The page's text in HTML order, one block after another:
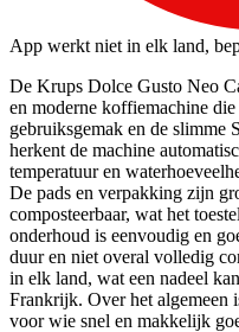
App werkt niet in elk land,
De Krups Dolce Gusto Neo
en moderne koffiemachine
gebruiksgemak en de slimme
herkent de machine
temperatuur en
De pads en verpakking zijn
composteerbaar, wat het
onderhoud is eenvoudig en
duur en niet overal volledig
in elk land, wat een nadeel
Frankrijk. Over het algemeen
voor wie snel en makkelijk